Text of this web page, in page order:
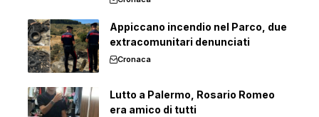
Appiccano incendio nel Parco, due
extracomunitari denunciati
Cronaca
Lutto a Palermo, Rosario Romeo
era amico di tutti